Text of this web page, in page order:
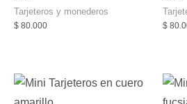
Tarjeteros y monederos
$ 80.000 $